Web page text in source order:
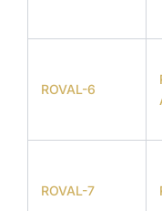
ROVAL-6
ROVAL-7